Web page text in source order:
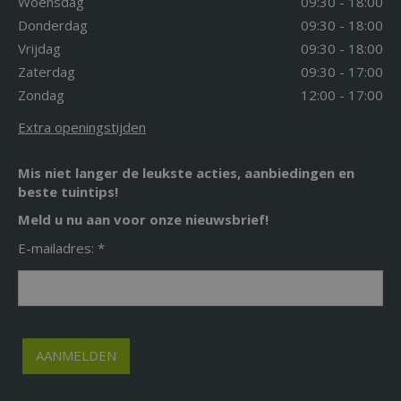
Donderdag
09:30 - 18:00
Vrijdag
09:30 - 18:00
Zaterdag
09:30 - 17:00
Zondag
12:00 - 17:00
Extra openingstijden
Mis niet langer de leukste acties, aanbiedingen en
beste tuintips!
Meld u nu aan voor onze nieuwsbrief!
E-mailadres: *